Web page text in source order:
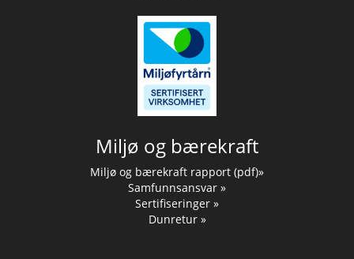
Miljø og bærekraft
Miljø og bærekraft rapport (pdf)»
Samfunnsansvar »
Sertifiseringer »
Dunretur »